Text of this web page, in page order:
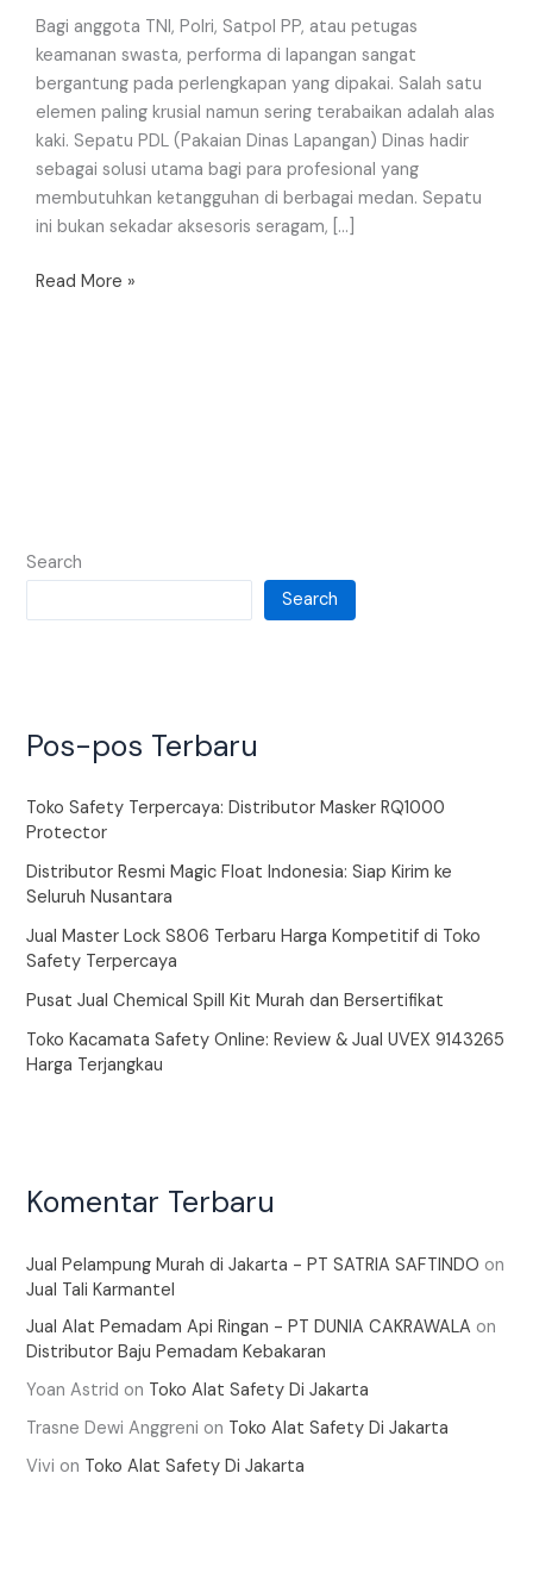
Bagi anggota TNI, Polri, Satpol PP, atau petugas
keamanan swasta, performa di lapangan sangat
bergantung pada perlengkapan yang dipakai. Salah satu
elemen paling krusial namun sering terabaikan adalah alas
kaki. Sepatu PDL (Pakaian Dinas Lapangan) Dinas hadir
sebagai solusi utama bagi para profesional yang
membutuhkan ketangguhan di berbagai medan. Sepatu
ini bukan sekadar aksesoris seragam, […]
Read More »
Search
Search
Pos-pos Terbaru
Toko Safety Terpercaya: Distributor Masker RQ1000
Protector
Distributor Resmi Magic Float Indonesia: Siap Kirim ke
Seluruh Nusantara
Jual Master Lock S806 Terbaru Harga Kompetitif di Toko
Safety Terpercaya
Pusat Jual Chemical Spill Kit Murah dan Bersertifikat
Toko Kacamata Safety Online: Review & Jual UVEX 9143265
Harga Terjangkau
Komentar Terbaru
Jual Pelampung Murah di Jakarta - PT SATRIA SAFTINDO on
Jual Tali Karmantel
Jual Alat Pemadam Api Ringan - PT DUNIA CAKRAWALA on
Distributor Baju Pemadam Kebakaran
Yoan Astrid on Toko Alat Safety Di Jakarta
Trasne Dewi Anggreni on Toko Alat Safety Di Jakarta
Vivi on Toko Alat Safety Di Jakarta